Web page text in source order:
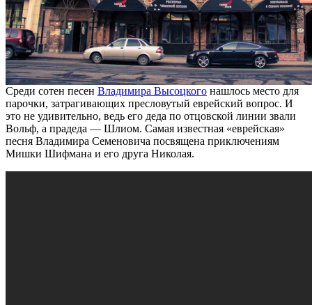
Среди сотен песен Владимира Высоцкого нашлось место для
парочки, затрагивающих пресловутый еврейский вопрос. И
это не удивительно, ведь его деда по отцовской линии звали
Вольф, а прадеда — Шлиом. Самая известная «еврейская»
песня Владимира Семеновича посвящена приключениям
Мишки Шифмана и его друга Николая.